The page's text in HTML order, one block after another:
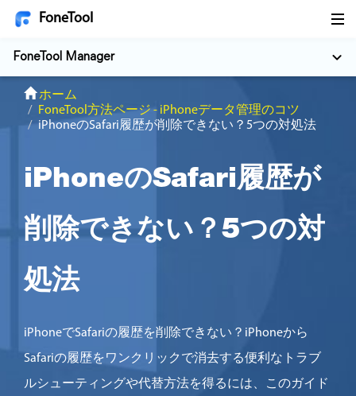
FoneTool
FoneTool Manager
ホーム
FoneTool方法ページ - iPhoneデータ管理のコツ
iPhoneのSafari履歴が削除できない？5つの対処法
iPhoneのSafari履歴が
削除できない？5つの対
処法
iPhoneでSafariの履歴を削除できない？iPhoneから
Safariの履歴をワンクリックで消去する便利なトラブ
ルシューティングや代替方法を得るには、このガイド